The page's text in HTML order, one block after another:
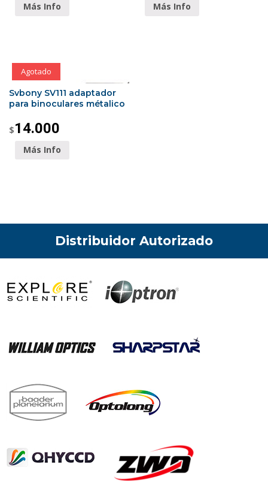
Más Info Más Info
Agotado
Svbony SV111 adaptador
para binoculares métalico
$14.000
Más Info
Distribuidor Autorizado